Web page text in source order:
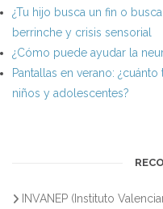
¿Tu hijo busca un fin o
berrinche y crisis sensorial
¿Cómo puede ayudar la
Pantallas en verano:
niños y adolescentes?
INVANEP (Instituto